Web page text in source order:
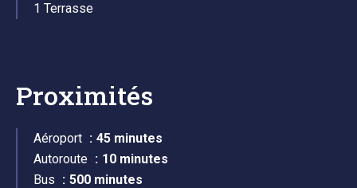
1 Terrasse
Proximités
Aéroport
45 minutes
Autoroute
10 minutes
Bus
500 minutes